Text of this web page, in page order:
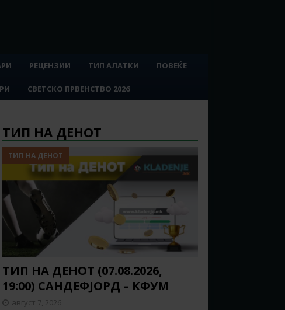
РЕЦЕНЗИИ ТИП АЛАТКИ ПОВЕЌЕ
СВЕТСКО ПРВЕНСТВО 2026
ТИП НА ДЕНОТ
ТИП НА ДЕНОТ
ТИП НА ДЕНОТ (07.08.2026,
19:00) САНДЕФЈОРД – КФУМ
август 7, 2026